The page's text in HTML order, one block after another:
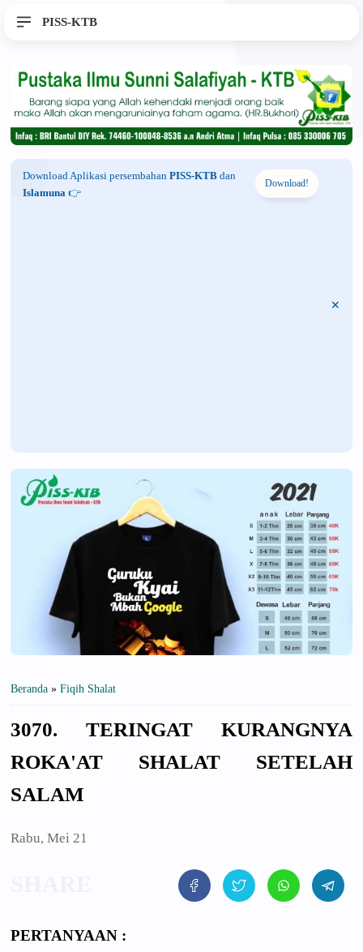
PISS-KTB
Download Aplikasi persembahan PISS-KTB dan
Islamuna 👉
Download!
Beranda » Fiqih Shalat
3070. TERINGAT KURANGNYA
ROKA'AT SHALAT SETELAH
SALAM
Rabu, Mei 21
PERTANYAAN :